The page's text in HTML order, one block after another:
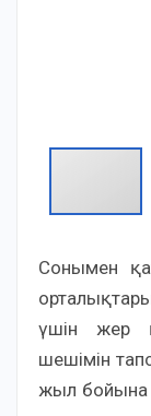
Сонымен
үшін жер
шешімін
жыл бойына